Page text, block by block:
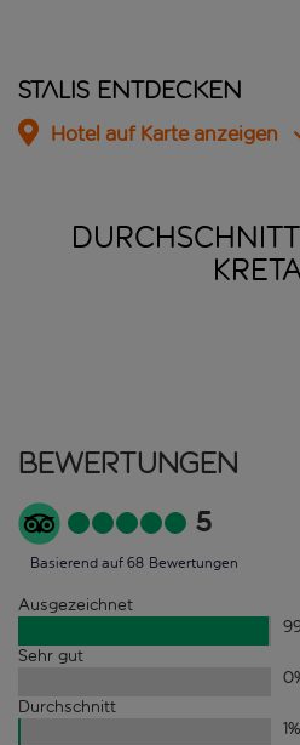
Stalis entdecken
Hotel auf Karte anzeigen
Bewertungen
5
Basierend auf 68 Bewertungen
Ausgezeichnet
Sehr gut
0
Durchschnitt
1%